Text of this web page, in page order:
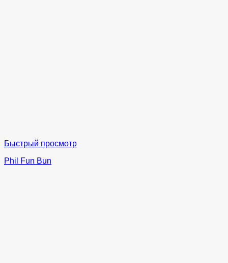
Быстрый просмотр
Phil Fun Bun